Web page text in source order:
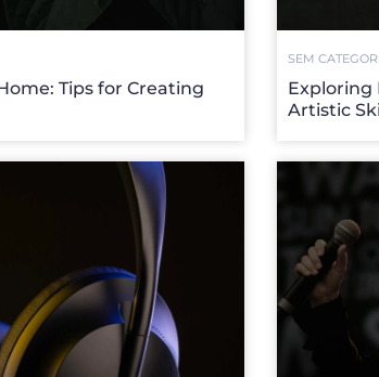
Tips for Creating
SEM
Exploring
Artistic